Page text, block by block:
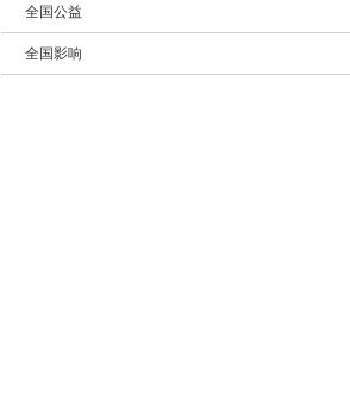
全国公益
全国影响